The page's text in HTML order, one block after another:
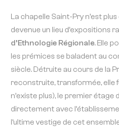
La chapelle Saint-Pry n’est
devenue un lieu d’expositions
d’Ethnologie Régionale. Elle
les prémices se baladent au
siècle. Détruite au cours de la
reconstruite, transformée, elle
n’existe plus), le premier étage
directement avec
l’ultime vestige de cet